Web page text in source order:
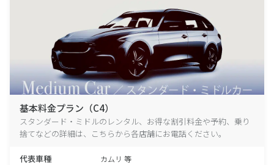
基本料金プラン（C4）
スタンダード・ミドルのレンタル、お得な割引料金や予約、乗り
捨てなどの詳細は、こちらから各店舗にお電話ください。
代表車種 カムリ 等